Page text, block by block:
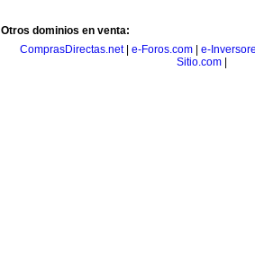
Otros dominios en venta:
ComprasDirectas.net| e-Foros.com
e-
Sitio.com